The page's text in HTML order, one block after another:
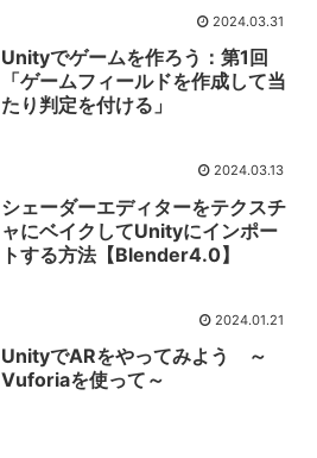
2024.03.31
Unityでゲームを作ろう：第1回
「ゲームフィールドを作成して当
たり判定を付ける」
2024.03.13
シェーダーエディターをテクスチ
ャにベイクしてUnityにインポー
トする方法【Blender4.0】
2024.01.21
UnityでARをやってみよう ～
Vuforiaを使って～